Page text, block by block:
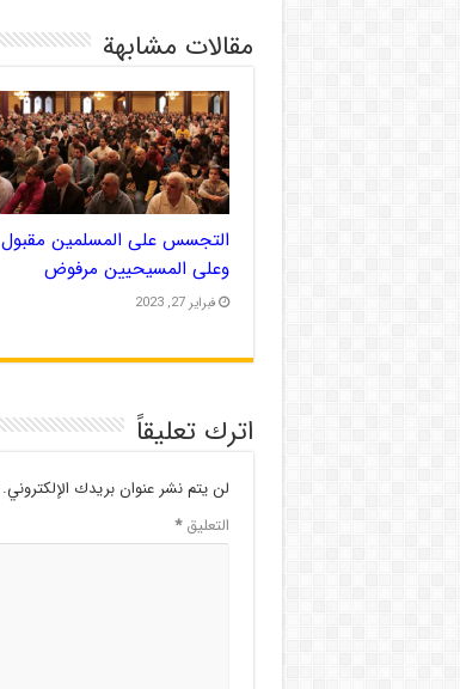
مقالات مشابهة
التجسس على المسلمين مقبول
وعلى المسيحيين مرفوض
فبراير 27, 2023
اترك تعليقاً
لن يتم نشر عنوان بريدك الإلكتروني.
التعليق*